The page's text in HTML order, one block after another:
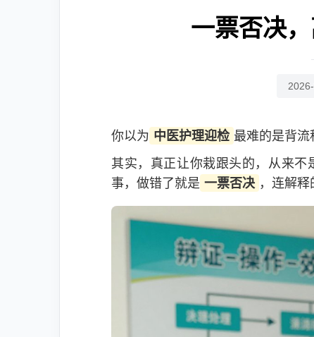
一票否决
你以为 中医护理迎检 最难的是背流
其实，真正让你栽跟头的，从来
事，做错了就是 一票否决 ，连解释